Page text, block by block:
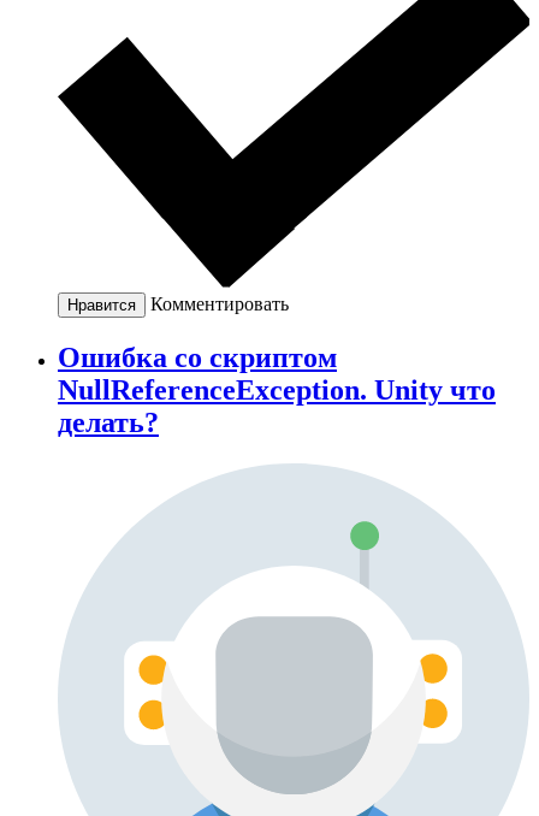
Нравится Комментировать
Ошибка со скриптом
NullReferenceException. Unity что
делать?